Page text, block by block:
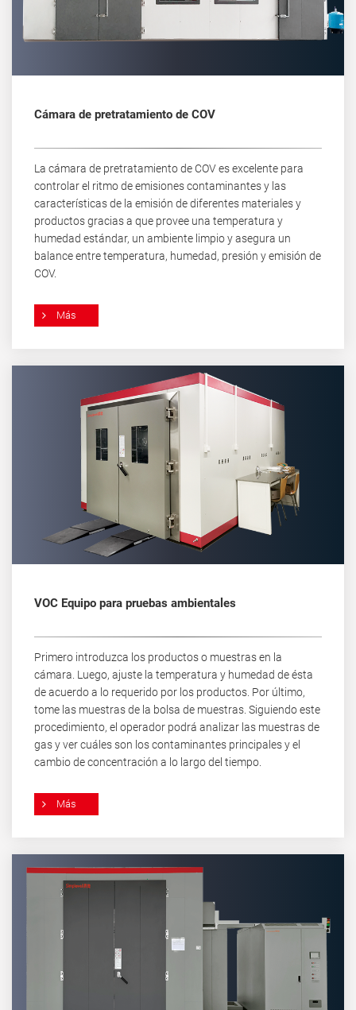
Cámara de pretratamiento de COV
La cámara de pretratamiento de COV es excelente para
controlar el ritmo de emisiones contaminantes y las
características de la emisión de diferentes materiales y
productos gracias a que provee una temperatura y
humedad estándar, un ambiente limpio y asegura un
balance entre temperatura, humedad, presión y emisión de
COV.
Más
VOC Equipo para pruebas ambientales
Primero introduzca los productos o muestras en la
cámara. Luego, ajuste la temperatura y humedad de ésta
de acuerdo a lo requerido por los productos. Por último,
tome las muestras de la bolsa de muestras. Siguiendo este
procedimiento, el operador podrá analizar las muestras de
gas y ver cuáles son los contaminantes principales y el
cambio de concentración a lo largo del tiempo.
Más